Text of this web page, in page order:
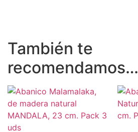
También te
recomendamos…